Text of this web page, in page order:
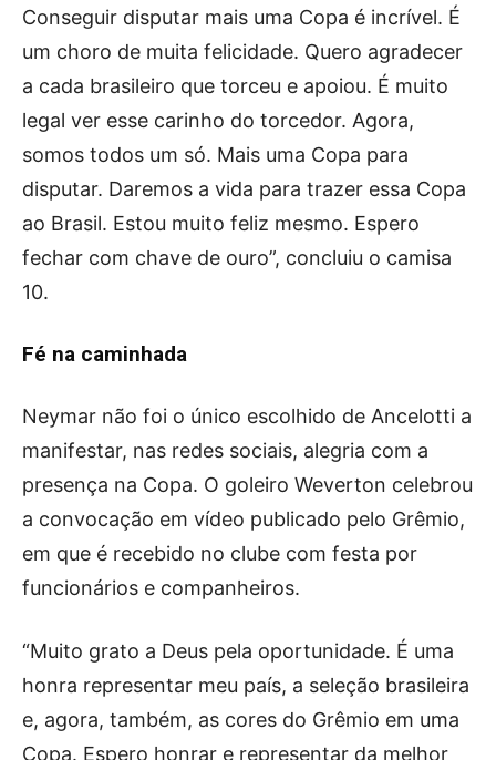
Conseguir disputar mais uma Copa é incrível. É
um choro de muita felicidade. Quero agradecer
a cada brasileiro que torceu e apoiou. É muito
legal ver esse carinho do torcedor. Agora,
somos todos um só. Mais uma Copa para
disputar. Daremos a vida para trazer essa Copa
ao Brasil. Estou muito feliz mesmo. Espero
fechar com chave de ouro”, concluiu o camisa
10.
Fé na caminhada
Neymar não foi o único escolhido de Ancelotti a
manifestar, nas redes sociais, alegria com a
presença na Copa. O goleiro Weverton celebrou
a convocação em vídeo publicado pelo Grêmio,
em que é recebido no clube com festa por
funcionários e companheiros.
“Muito grato a Deus pela oportunidade. É uma
honra representar meu país, a seleção brasileira
e, agora, também, as cores do Grêmio em uma
Copa. Espero honrar e representar da melhor